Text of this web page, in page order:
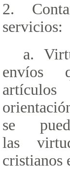
2.
servicios:
a.
envíos
se
las
cristianos